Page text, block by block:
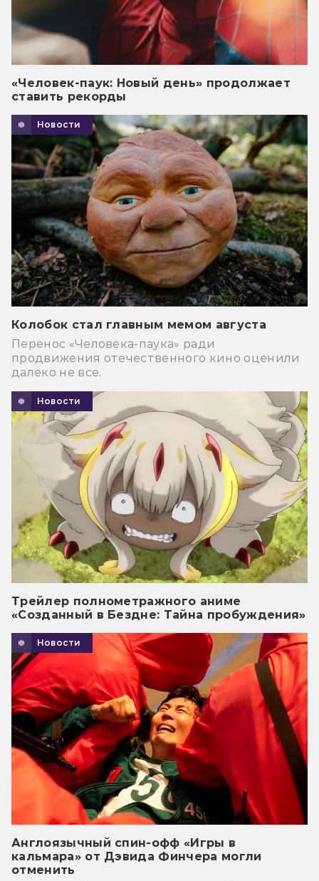
«Человек-паук: Новый день» продолжает
ставить рекорды
Новости
Колобок стал главным мемом августа
Перенос «Человека-паука» ради
продвижения отечественного кино оценили
далеко не все.
Новости
Трейлер полнометражного аниме
«Созданный в Бездне: Тайна пробуждения»
Новости
Англоязычный спин-офф «Игры в
кальмара» от Дэвида Финчера могли
отменить